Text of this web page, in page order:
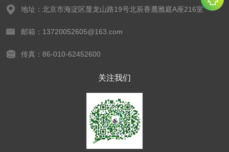
地址：北京市海淀区显龙山路19号北辰香麓雅庭A座216室
邮箱：13720052605@163.com
传真：86-010-62452600
关注我们